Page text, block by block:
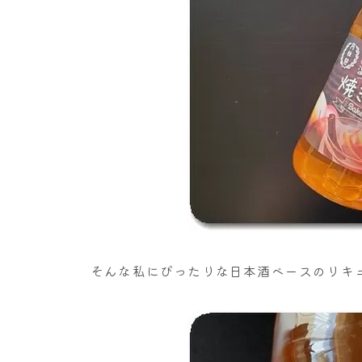
そんな私にぴったりな日本酒ベースのリ